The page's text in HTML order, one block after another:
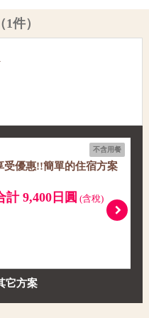
件）
不含用餐
受優惠!!簡單的住宿方案
計 9,400日圓 (含稅)
它方案